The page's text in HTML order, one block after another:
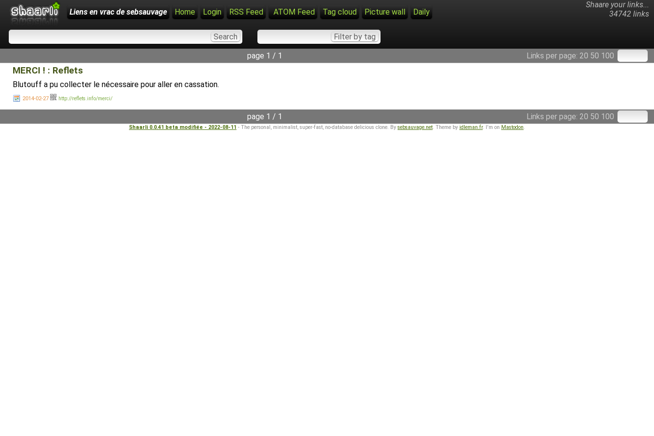
Shaare your links...
34742 links
Liens en vrac de sebsauvage Home Login RSS Feed ATOM Feed Tag cloud Picture wall Daily
Links per page: 20 50 100
page 1 / 1
MERCI ! : Reflets
Blutouff a pu collecter le nécessaire pour aller en cassation.
2014-02-27 http://reflets.info/merci/
Links per page: 20 50 100
page 1 / 1
Shaarli 0.0.41 beta modifiée - 2022-08-11 - The personal, minimalist, super-fast, no-database delicious clone. By sebsauvage.net. Theme by idleman.fr. I'm on Mastodon.